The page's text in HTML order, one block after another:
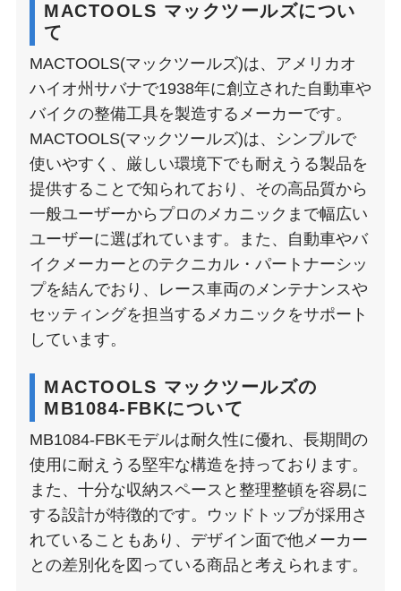
MACTOOLS マックツールズについ
て
MACTOOLS(マックツールズ)は、アメリカオ
ハイオ州サバナで1938年に創立された自動車や
バイクの整備工具を製造するメーカーです。
MACTOOLS(マックツールズ)は、シンプルで
使いやすく、厳しい環境下でも耐えうる製品を
提供することで知られており、その高品質から
一般ユーザーからプロのメカニックまで幅広い
ユーザーに選ばれています。また、自動車やバ
イクメーカーとのテクニカル・パートナーシッ
プを結んでおり、レース車両のメンテナンスや
セッティングを担当するメカニックをサポート
しています​。
MACTOOLS マックツールズの
MB1084-FBKについて
MB1084-FBKモデルは耐久性に優れ、長期間の
使用に耐えうる堅牢な構造を持っております。
また、十分な収納スペースと整理整頓を容易に
する設計が特徴的です。ウッドトップが採用さ
れていることもあり、デザイン面で他メーカー
との差別化を図っている商品と考えられます。